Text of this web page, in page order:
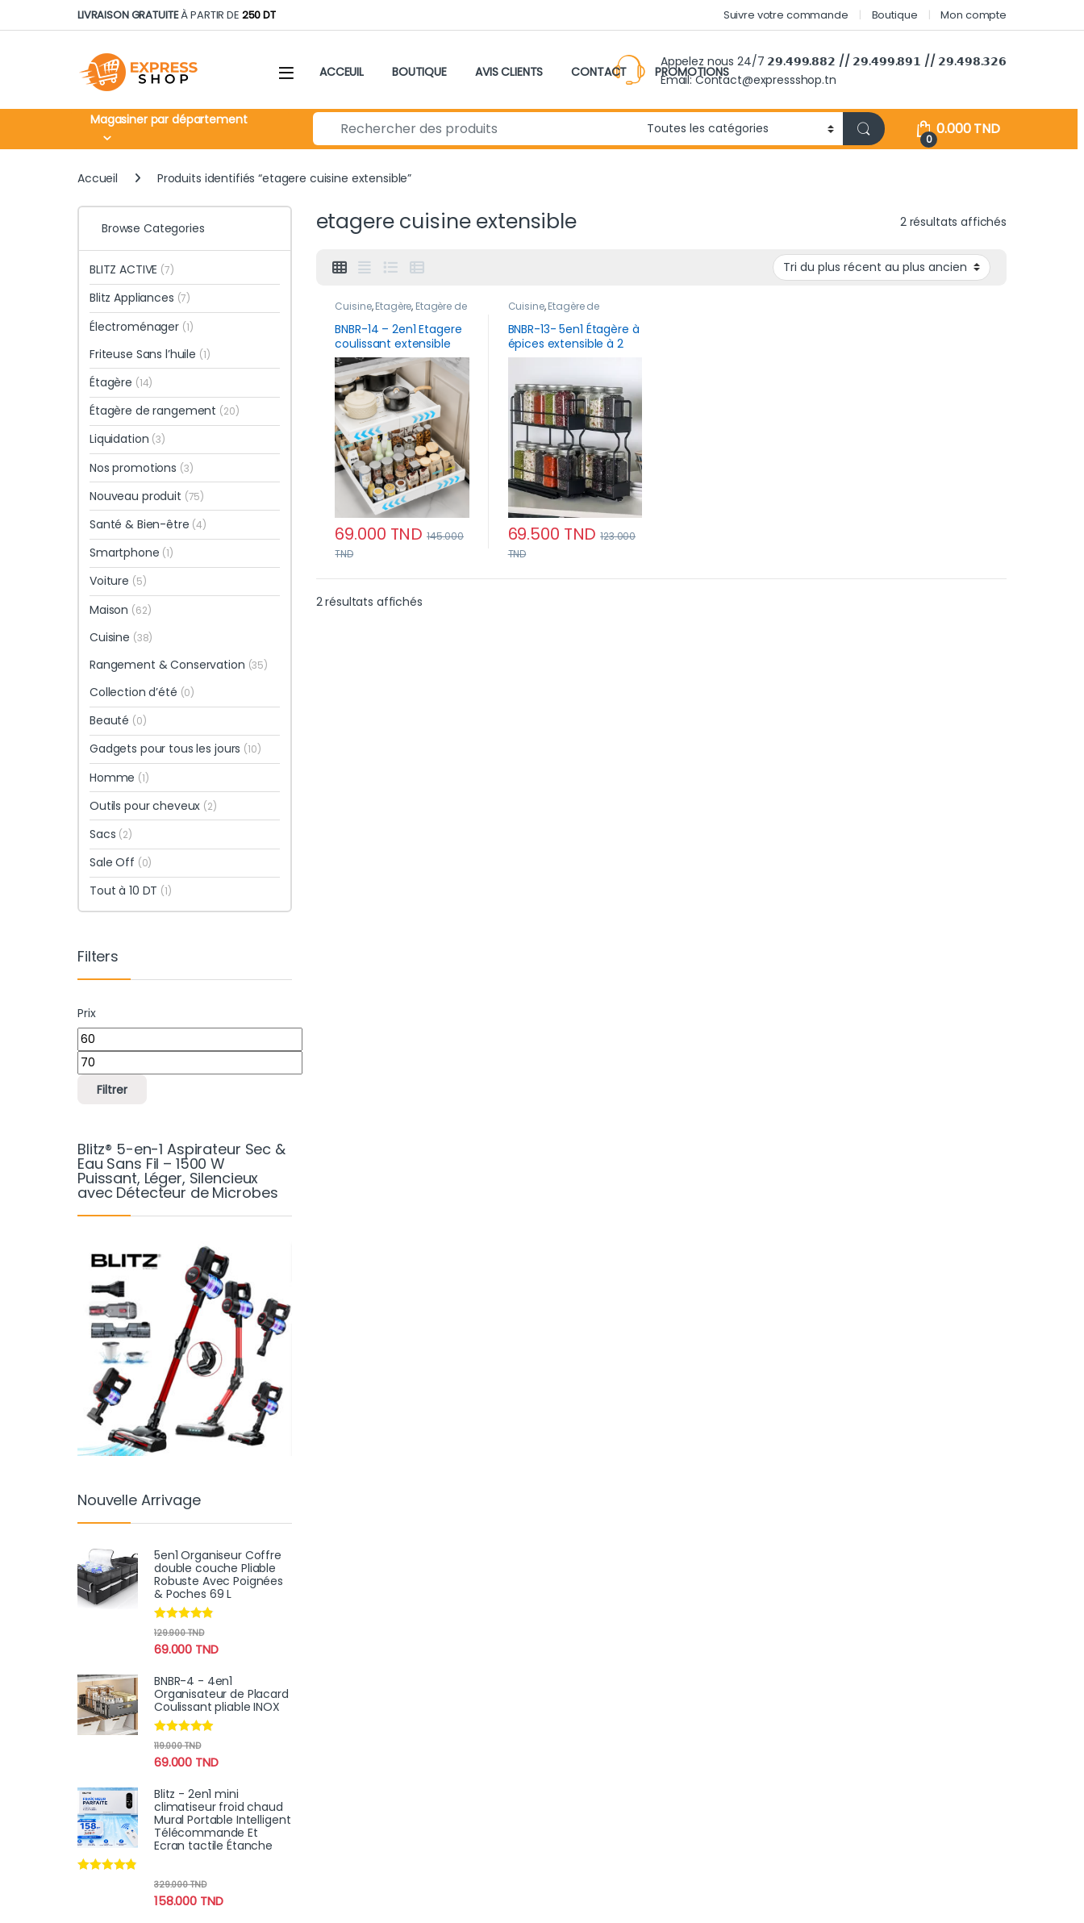
Skip to navigation
Skip to contentLIVRAISON GRATUITEÀ PARTIR DE 250 DT Suivre votre commande Boutique Mon compte
ACCEUIL BOUTIQUE AVIS CLIENTS CONTACT PROMOTIONS
Appelez nous 24/7 𝟮𝟵.𝟰𝟵𝟵.𝟴𝟴𝟮 // 𝟮𝟵.𝟰𝟵𝟵.𝟴𝟵𝟭 // 𝟮𝟵.𝟰𝟵𝟴.𝟯𝟮𝟲
Email: Contact@expressshop.tn
Magasiner par département Search for:
0
0.000TND
Accueil Produits identifiés “etagere cuisine extensible”
etagere cuisine extensible 2 résultats affichés
Cuisine,Étagère, Étagère de
rangement ,Nouveau
produit,Rangement &
Conservation
BNBR-14 – 2en1 Etagere
coulissant extensible
ajustable acier
inoxydable rangement
cuisine
69.000 TND 145.000
TND
Cuisine,Étagère de
rangement ,Nouveau
produit,Rangement &
Conservation
BNBR-13- 5en1 Étagère à
épices extensible à 2
niveaux INOX pour
69.500 TND 123.000
TND
2 résultats affichésTrié du plus récent au plus ancien
Browse Categories
BLITZ ACTIVE (7)
Blitz Appliances (7)
Électroménager (1)
Friteuse Sans l’huile (1)
Étagère (14)
Étagère de rangement (20)
Liquidation (3)
Nos promotions (3)
Nouveau produit (75)
Santé & Bien-être (4)
Smartphone (1)
Voiture (5)
Maison (62)
Cuisine (38)
Rangement & Conservation (35)
Collection d’été (0)
Beauté (0)
Gadgets pour tous les jours (10)
Homme (1)
Outils pour cheveux (2)
Sacs (2)
Sale Off (0)
Tout à 10 DT (1)
Filters
Prix
Prix min
Prix max
Filtrer
Blitz® 5-en-1 Aspirateur Sec &
Eau Sans Fil – 1500 W
Puissant, Léger, Silencieux
avec Détecteur de Microbes
Nouvelle Arrivage
5en1 Organiseur Coffre
double couche Pliable
Robuste Avec Poignées
& Poches 69 L
Note4.69
69.000 TND
129.900TND
BNBR-4 - 4en1
Organisateur de Placard
Coulissant pliable INOX
Note4.75
69.000 TND
119.000TND
Blitz - 2en1 mini
climatiseur froid chaud
Mural Portable Intelligent
Télécommande Et
Ecran tactile Étanche
158.000 TND
329.000TND